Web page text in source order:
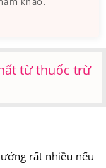
từ thuốc trừ
rất nhiều nếu